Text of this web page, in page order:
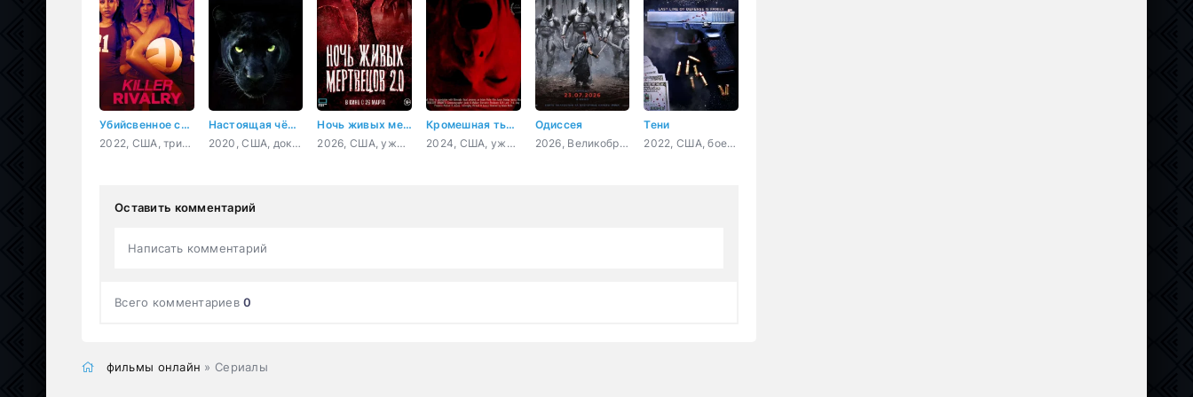
Убийсвенное соперничество
2022, США, триллер, детектив
Настоящая чёрная пантера
2020, США, документальный, короткометражка
Ночь живых мертвецов 2.0
2026, США, ужасы
Кромешная тьма
2024, США, ужасы, драма
Одиссея
2026, Великобритания, США, фэнтези, боевик, приключения
Тени
2022, США, боевик, криминал
Оставить комментарий
Написать комментарий
Всего комментариев0
фильмы онлайн » Сериалы